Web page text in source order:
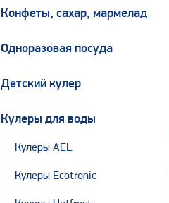
Конфеты, сахар, мармелад
Одноразовая посуда
Детский кулер
Кулеры для воды
Кулеры AEL
Кулеры Ecotronic